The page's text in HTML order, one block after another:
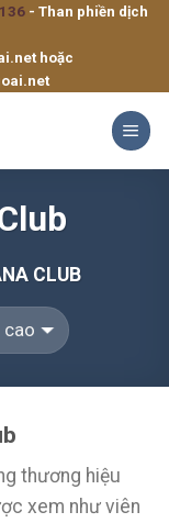
- Than phiền dịch
hoặc
CLUB
thương hiệu
xem như viên